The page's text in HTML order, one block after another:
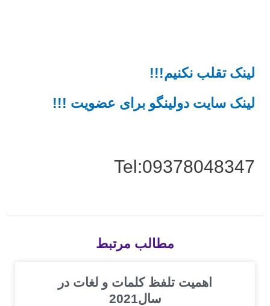
لینک تقلب نکنیم!!!
لینک سایت دولینگو برای عضویت !!!
Tel:09378048347
مطالب مرتبط
اهمیت تلفظ کلمات و لغات در
سال2021